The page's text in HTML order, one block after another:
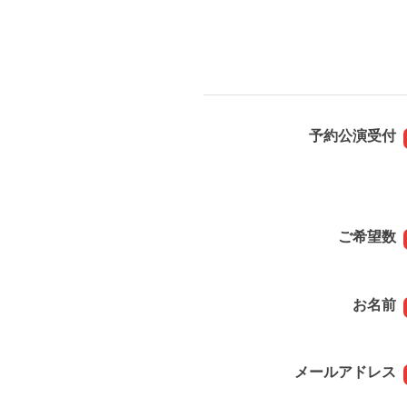
予約公演受付
ご希望数
お名前
メールアドレス